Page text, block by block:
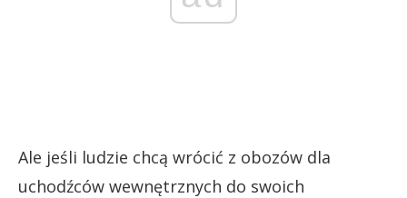
Ale jeśli ludzie chcą wrócić z obozów dla
uchodźców wewnętrznych do swoich